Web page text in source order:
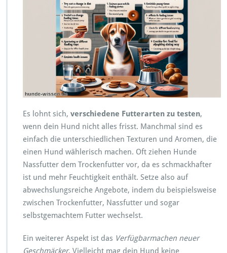
Es lohnt sich, verschiedene Futterarten zu testen,
wenn dein Hund nicht alles frisst. Manchmal sind es
einfach die unterschiedlichen Texturen und Aromen, die
einen Hund wählerisch machen. Oft ziehen Hunde
Nassfutter dem Trockenfutter vor, da es schmackhafter
ist und mehr Feuchtigkeit enthält. Setze also auf
abwechslungsreiche Angebote, indem du beispielsweise
zwischen Trockenfutter, Nassfutter und sogar
selbstgemachtem Futter wechselst.
Ein weiterer Aspekt ist das Verfügbarmachen neuer
Geschmäcker. Vielleicht mag dein Hund keine